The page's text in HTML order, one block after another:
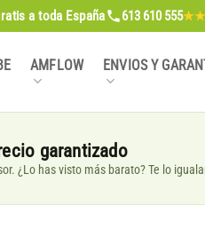
a toda España 613 610 555
AMFLOW ENVIOS Y
garantizado
¿Lo has visto más barato? Te lo